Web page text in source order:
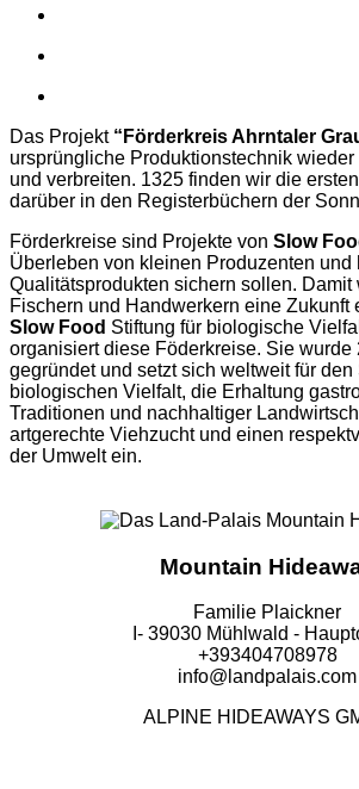
Das Projekt “Förderkreis Ahrntaler
ursprüngliche Produktionstechnik
und verbreiten. 1325 finden wir die
darüber in den Registerbüchern der
Förderkreise sind Projekte von Slow
Überleben von kleinen Produzenten und
Qualitätsprodukten sichern sollen. Damit
Fischern und Handwerkern eine Zukunft
Slow Food Stiftung für biologische
organisiert diese Föderkreise. Sie wurde
gegründet und setzt sich weltweit für den
biologischen Vielfalt, die Erhaltung
Traditionen und nachhaltiger
artgerechte Viehzucht und einen
der Umwelt ein.
Mountain
Familie Plaickner
I- 39030 Mühlwald -
+393404708978
info@landpalais.com
ALPINE HIDEAWAYS